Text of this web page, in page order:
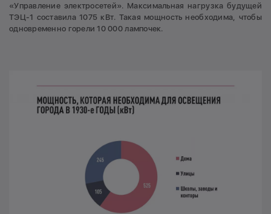
«Управление электросетей». Максимальная нагрузка будущей
ТЭЦ-1 составила 1075 кВт. Такая мощность необходима, чтобы
одновременно горели 10 000 лампочек.